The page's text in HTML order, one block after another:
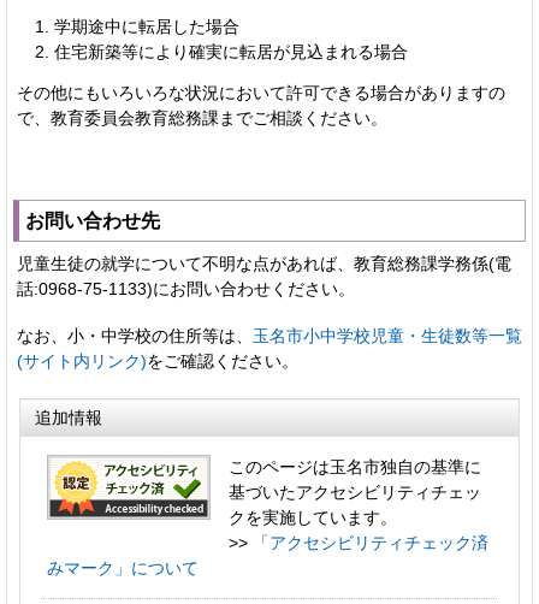
学期途中に転居した場合
住宅新築等により確実に転居が見込まれる場合
その他にもいろいろな状況において許可できる場合がありますの
で、教育委員会教育総務課までご相談ください。
お問い合わせ先
児童生徒の就学について不明な点があれば、教育総務課学務係(電
話:0968-75-1133)にお問い合わせください。
なお、小・中学校の住所等は、 玉名市小中学校児童・生徒数等一覧
(サイト内リンク)をご確認ください。
追加情報
このページは玉名市独自の基準に
基づいたアクセシビリティチェッ
クを実施しています。
>>
「アクセシビリティチェック済
みマーク」について